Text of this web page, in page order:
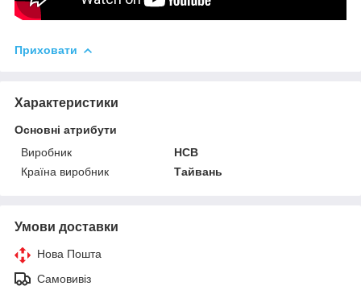
Приховати
Характеристики
Основні атрибути
Виробник
HCB
Країна виробник
Тайвань
Умови доставки
Нова Пошта
Самовивіз